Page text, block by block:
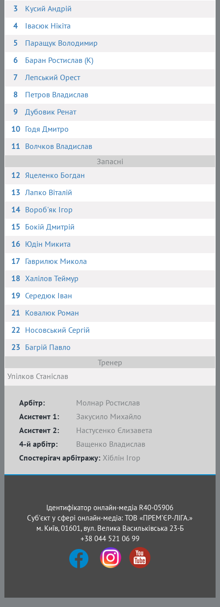
3
Кусий Андрій
4
Івасюк Нікіта
5
Паращук Володимир
6
Баран Ростислав (К)
7
Лепський Орест
8
Петров Владислав
9
Дубовик Ренат
10 Годя Дмитро
11 Волчков Владислав
Запасні
12 Яцеленко Богдан
13 Лапко Віталій
14 Вороб'як Ігор
15 Бокій Дмитрій
16 Юдін Микита
17 Гаврилюк Микола
18 Халілов Теймур
19 Середюк Іван
21 Ковалюк Роман
22 Носовський Сергій
23 Багрій Павло
Тренер
Упілков Станіслав
Арбітр:
Молнар Ростислав
Асистент 1:
Закусило Михайло
Асистент 2:
Настусенко Єлизавета
4-й арбітр:
Ващенко Владислав
Спостерігач арбітражу: Хіблін Ігор
Ідентифікатор онлайн-медіа R40-05906
Суб'єкт у сфері онлайн-медіа: ТОВ «ПРЕМ’ЄР-ЛІГА.»
м. Київ, 01601, вул. Велика Васильківська 23-Б
+38 044 521 06 99